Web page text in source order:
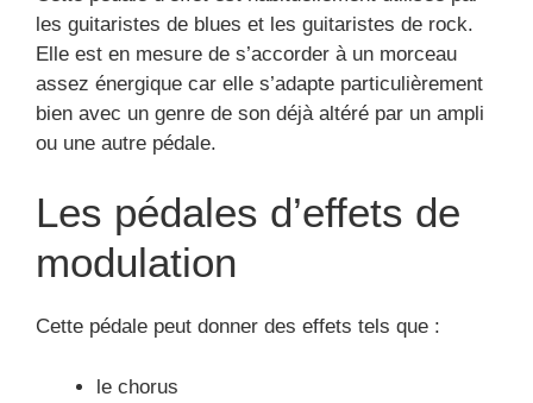
Ces pédales transforment à leur façon la hauteur
des notes et le volume du son.
Les pédales d’effet de flanger
et chorus
Ces 2 effets sont fréquemment confondus par les
passionnés de guitares.
Leurs envoi de fréquences permettent cependant de
les identifier. En revanche la pédale flanger délivre